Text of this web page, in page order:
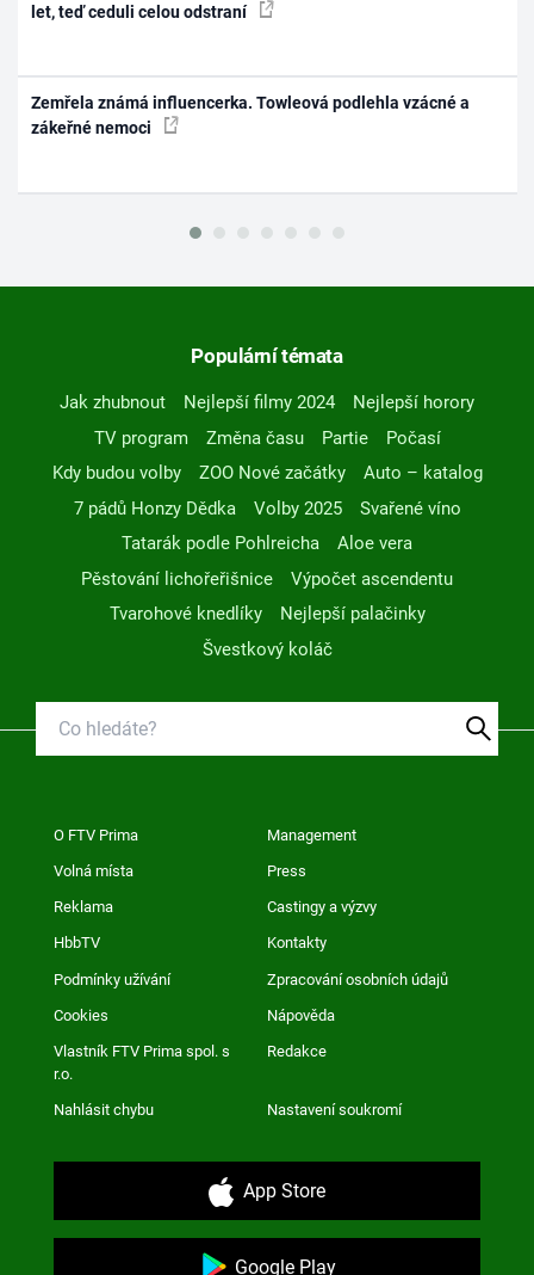
let, teď ceduli celou odstraní
Zemřela známá influencerka. Towleová podlehla vzácné a
zákeřné nemoci
Populární témata
Jak zhubnout Nejlepší filmy 2024
Nejlepší horory
TV program
Změna času Partie
Počasí
Kdy budou volby
ZOO Nové začátky
Auto – katalog
7 pádů Honzy Dědka
Volby 2025
Svařené víno
Tatarák podle Pohlreicha
Aloe vera
Pěstování lichořeřišnice
Výpočet ascendentu
Tvarohové knedlíky
Nejlepší palačinky
Švestkový koláč
O FTV Prima Management
Volná místa Press
Reklama Castingy a výzvy
HbbTV Kontakty
Podmínky užívání Zpracování osobních údajů
Cookies Nápověda
Vlastník FTV Prima spol. s
r.o.
Redakce
Nahlásit chybu Nastavení soukromí
App Store
Google Play